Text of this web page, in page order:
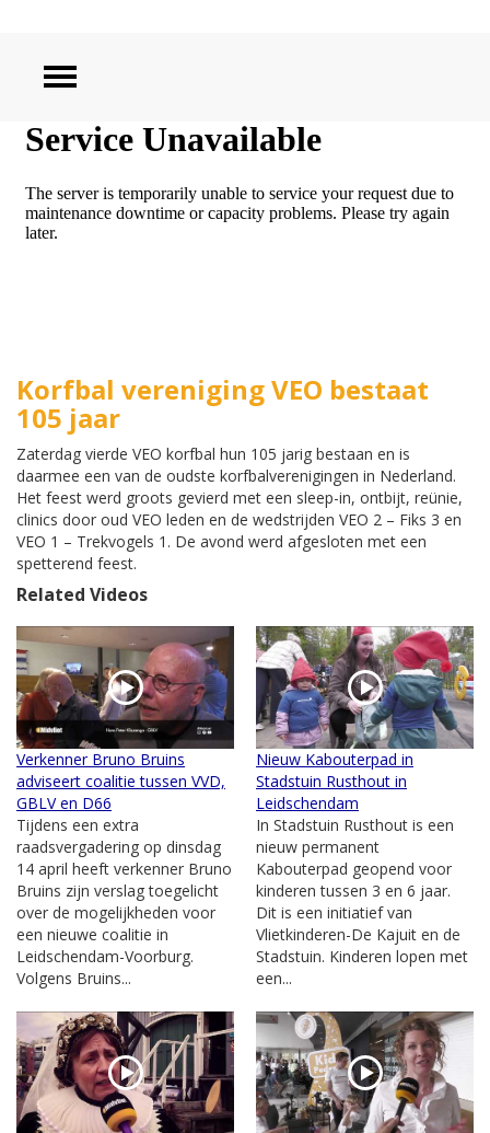
ZOEKEN
Korfbal vereniging VEO bestaat
105 jaar
Zaterdag vierde VEO korfbal hun 105 jarig bestaan en is
daarmee een van de oudste korfbalverenigingen in Nederland.
Het feest werd groots gevierd met een sleep-in, ontbijt, reünie,
clinics door oud VEO leden en de wedstrijden VEO 2 – Fiks 3 en
VEO 1 – Trekvogels 1. De avond werd afgesloten met een
spetterend feest.
Related Videos
Verkenner Bruno Bruins
adviseert coalitie tussen VVD,
GBLV en D66
Tijdens een extra
raadsvergadering op dinsdag
14 april heeft verkenner Bruno
Bruins zijn verslag toegelicht
over de mogelijkheden voor
een nieuwe coalitie in
Leidschendam-Voorburg.
Volgens Bruins...
Nieuw Kabouterpad in
Stadstuin Rusthout in
Leidschendam
In Stadstuin Rusthout is een
nieuw permanent
Kabouterpad geopend voor
kinderen tussen 3 en 6 jaar.
Dit is een initiatief van
Vlietkinderen-De Kajuit en de
Stadstuin. Kinderen lopen met
een...